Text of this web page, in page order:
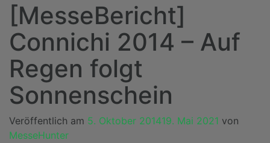
[MesseBericht]
Connichi 2014 – Auf
Regen folgt
Sonnenschein
Veröffentlich am 5. Oktober 201419. Mai 2021 von
MesseHunter